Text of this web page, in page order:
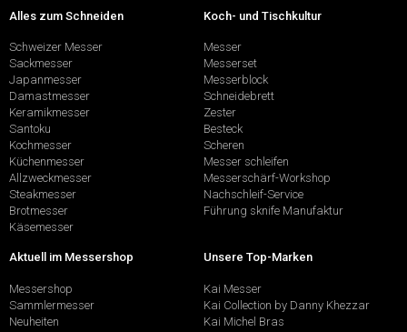
Alles zum Schneiden
Schweizer Messer
Sackmesser
Japanmesser
Damastmesser
Keramikmesser
Santoku
Kochmesser
Küchenmesser
Allzweckmesser
Steakmesser
Brotmesser
Käsemesser
Koch- und Tischkultur
Messer
Messerset
Messerblock
Schneidebrett
Zester
Besteck
Scheren
Messer schleifen
Messerschärf-Workshop
Nachschleif-Service
Führung sknife Manufaktur
Aktuell im Messershop
Messershop
Sammlermesser
Neuheiten
Unsere Top-Marken
Kai Messer
Kai Collection by Danny Khezzar
Kai Michel Bras